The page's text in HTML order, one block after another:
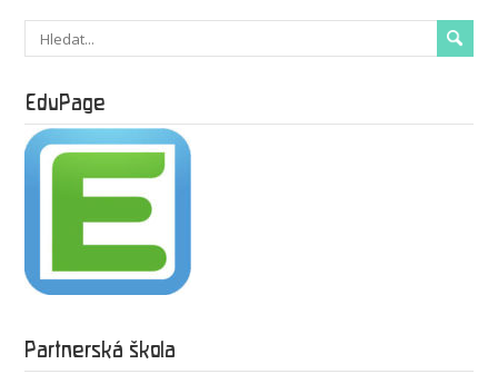
EduPage
Partnerská škola